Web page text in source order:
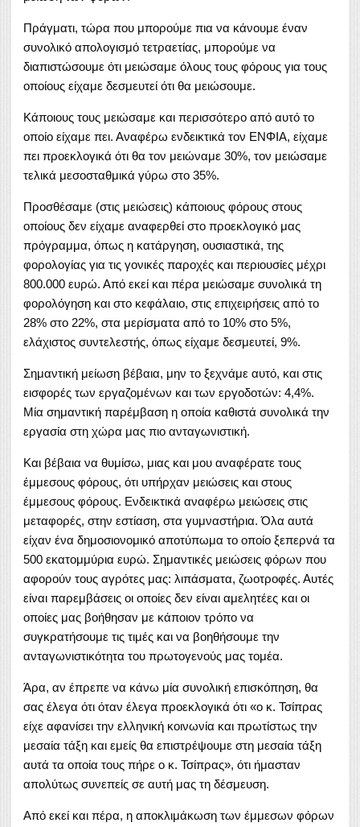
Πράγματι, τώρα που μπορούμε πια να κάνουμε έναν
συνολικό απολογισμό τετραετίας, μπορούμε να
διαπιστώσουμε ότι μειώσαμε όλους τους φόρους για τους
οποίους είχαμε δεσμευτεί ότι θα μειώσουμε.
Κάποιους τους μειώσαμε και περισσότερο από αυτό το
οποίο είχαμε πει. Αναφέρω ενδεικτικά τον ΕΝΦΙΑ, είχαμε
πει προεκλογικά ότι θα τον μειώναμε 30%, τον μειώσαμε
τελικά μεσοσταθμικά γύρω στο 35%.
Προσθέσαμε (στις μειώσεις) κάποιους φόρους στους
οποίους δεν είχαμε αναφερθεί στο προεκλογικό μας
πρόγραμμα, όπως η κατάργηση, ουσιαστικά, της
φορολογίας για τις γονικές παροχές και περιουσίες μέχρι
800.000 ευρώ. Από εκεί και πέρα μειώσαμε συνολικά τη
φορολόγηση και στο κεφάλαιο, στις επιχειρήσεις από το
28% στο 22%, στα μερίσματα από το 10% στο 5%,
ελάχιστος συντελεστής, όπως είχαμε δεσμευτεί, 9%.
Σημαντική μείωση βέβαια, μην το ξεχνάμε αυτό, και στις
εισφορές των εργαζομένων και των εργοδοτών: 4,4%.
Μία σημαντική παρέμβαση η οποία καθιστά συνολικά την
εργασία στη χώρα μας πιο ανταγωνιστική.
Και βέβαια να θυμίσω, μιας και μου αναφέρατε τους
έμμεσους φόρους, ότι υπήρχαν μειώσεις και στους
έμμεσους φόρους. Ενδεικτικά αναφέρω μειώσεις στις
μεταφορές, στην εστίαση, στα γυμναστήρια. Όλα αυτά
είχαν ένα δημοσιονομικό αποτύπωμα το οποίο ξεπερνά τα
500 εκατομμύρια ευρώ. Σημαντικές μειώσεις φόρων που
αφορούν τους αγρότες μας: λιπάσματα, ζωοτροφές. Αυτές
είναι παρεμβάσεις οι οποίες δεν είναι αμελητέες και οι
οποίες μας βοήθησαν με κάποιον τρόπο να
συγκρατήσουμε τις τιμές και να βοηθήσουμε την
ανταγωνιστικότητα του πρωτογενούς μας τομέα.
Άρα, αν έπρεπε να κάνω μία συνολική επισκόπηση, θα
σας έλεγα ότι όταν έλεγα προεκλογικά ότι «ο κ. Τσίπρας
είχε αφανίσει την ελληνική κοινωνία και πρωτίστως την
μεσαία τάξη και εμείς θα επιστρέψουμε στη μεσαία τάξη
αυτά τα οποία τους πήρε ο κ. Τσίπρας», ότι ήμασταν
απολύτως συνεπείς σε αυτή μας τη δέσμευση.
Από εκεί και πέρα, η αποκλιμάκωση των έμμεσων φόρων